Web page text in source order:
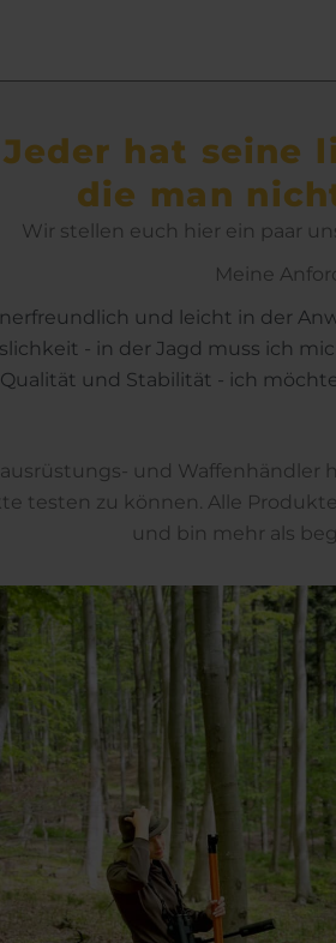
Jeder hat seine
die man
Wir stellen euch hier ein paar
Meine
und leicht in der
- in der Jagd muss ich
und Stabilität - ich
und Waffenhändler
testen zu können. Alle
und bin mehr als